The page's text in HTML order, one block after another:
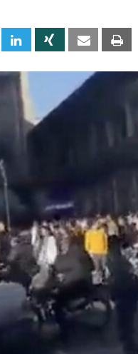
Twitter Linkedin Xing Email